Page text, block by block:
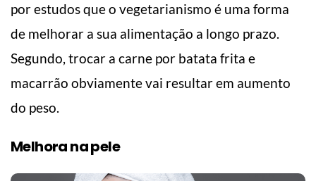
por estudos que o vegetarianismo é uma forma
de melhorar a sua alimentação a longo prazo.
Segundo, trocar a carne por batata frita e
macarrão obviamente vai resultar em aumento
do peso.
Melhora na pele